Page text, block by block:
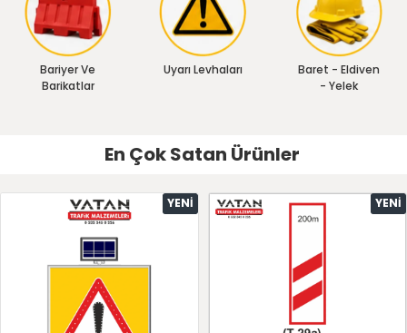
Bariyer Ve
Barikatlar
Uyarı Levhaları
Baret - Eldiven
- Yelek
En Çok Satan Ürünler
YENI YENI